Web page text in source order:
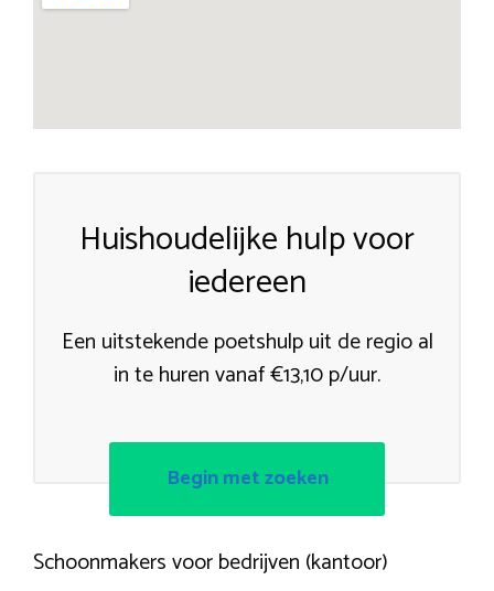
Huishoudelijke hulp voor
iedereen
Een uitstekende poetshulp uit de regio al
in te huren vanaf €13,10 p/uur.
Begin met zoeken
Schoonmakers voor bedrijven (kantoor)